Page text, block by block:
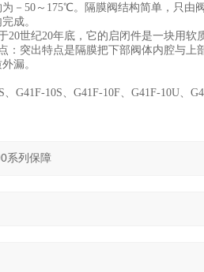
－50～175℃。隔膜阀结构简单，只由
成。
世纪20年底，它的启闭件是一块用
：突出特点是隔膜把下部阀体内腔与上
漏。
、G41F-10S、G41F-10F、G41F-10U、